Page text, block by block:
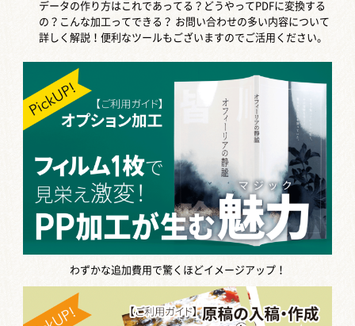
データの作り方はこれであってる？どうやってPDFに変換する
の？こんな加工ってできる？ お問い合わせの多い内容について
詳しく解説！便利なツールもございますのでご活用ください。
わずかな追加費用で驚くほどイメージアップ！